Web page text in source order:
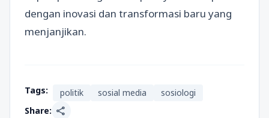
dengan inovasi dan transformasi baru yang
menjanjikan.
Tags: politik sosial media
sosiologi
Share: share